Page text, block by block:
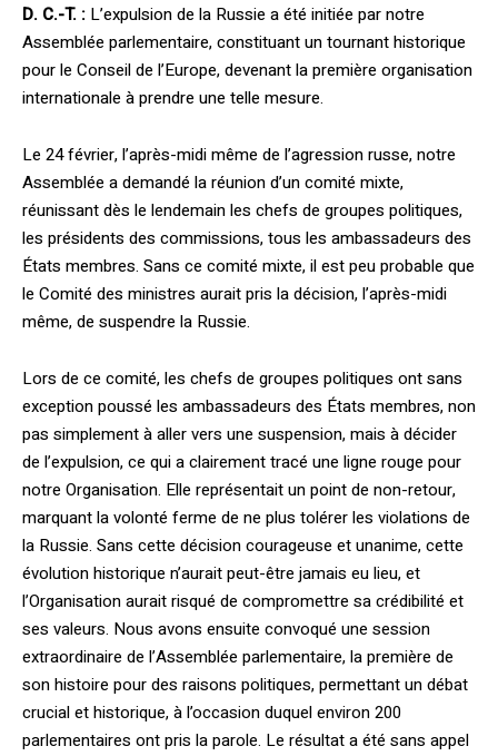
D. C.-T. : L’expulsion de la Russie a été initiée par notre
Assemblée parlementaire, constituant un tournant historique
pour le Conseil de l’Europe, devenant la première organisation
internationale à prendre une telle mesure.
Le 24 février, l’après­-midi même de l’agres­sion russe, notre
Assemblée a demandé la réunion d’un comité mixte,
réunissant dès le lendemain les chefs de groupes politiques,
les présidents des commissions, tous les ambassadeurs des
États membres. Sans ce comité mixte, il est peu probable que
le Comité des ministres aurait pris la décision, l’après-­midi
même, de suspendre la Russie.
Lors de ce comité, les chefs de groupes politiques ont sans
exception poussé les ambassadeurs des États membres, non
pas simplement à aller vers une suspension, mais à décider
de l’expulsion, ce qui a clairement tracé une ligne rouge pour
notre Organisa­tion. Elle représentait un point de non-­retour,
marquant la volonté ferme de ne plus tolérer les violations de
la Russie. Sans cette décision courageuse et unanime, cette
évolution historique n’aurait peut­-être jamais eu lieu, et
l’Organisation aurait risqué de compromettre sa crédibilité et
ses valeurs. Nous avons ensuite convoqué une session
extraordinaire de l’Assemblée parlementaire, la première de
son histoire pour des raisons politiques, permettant un débat
crucial et historique, à l’occasion duquel environ 200
parlemen­taires ont pris la parole. Le résultat a été sans appel